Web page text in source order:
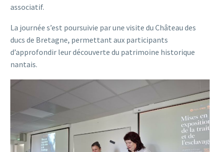
associatif.
La journée s’est poursuivie par une visite du Château des
ducs de Bretagne, permettant aux participants
d’approfondir leur découverte du patrimoine historique
nantais.